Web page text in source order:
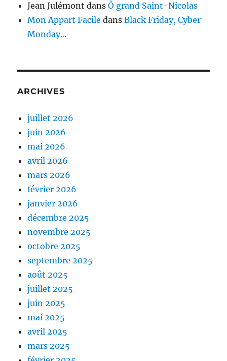
Jean Julémont dansÔ grand Saint-Nicolas
Mon Appart Facile dansBlack Friday, Cyber
Monday…
ARCHIVES
juillet 2026
juin 2026
mai 2026
avril 2026
mars 2026
février 2026
janvier 2026
décembre 2025
novembre 2025
octobre 2025
septembre 2025
août 2025
juillet 2025
juin 2025
mai 2025
avril 2025
mars 2025